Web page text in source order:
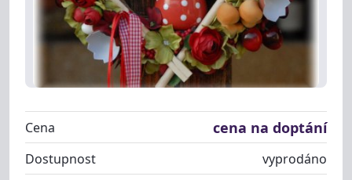
Cena cena na doptání
Dostupnost
vyprodáno